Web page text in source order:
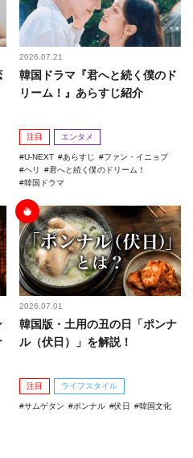
2026.07.21
韓国ドラマ『君へと続く僕のド
リーム！』あらすじ紹介
注目 エンタメ
U-NEXT あらすじ
ファン・イニョプ
ヘリ
君へと続く僕のドリーム！
韓国ドラマ
2026.07.01
韓国版・土用の丑の日「ポンナ
ル（伏日）」を解説！
注目 ライフスタイル
サムゲタン ポンナル 伏日 韓国文化